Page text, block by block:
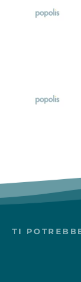
TI